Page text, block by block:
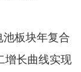
池板块年复合
增长曲线实现